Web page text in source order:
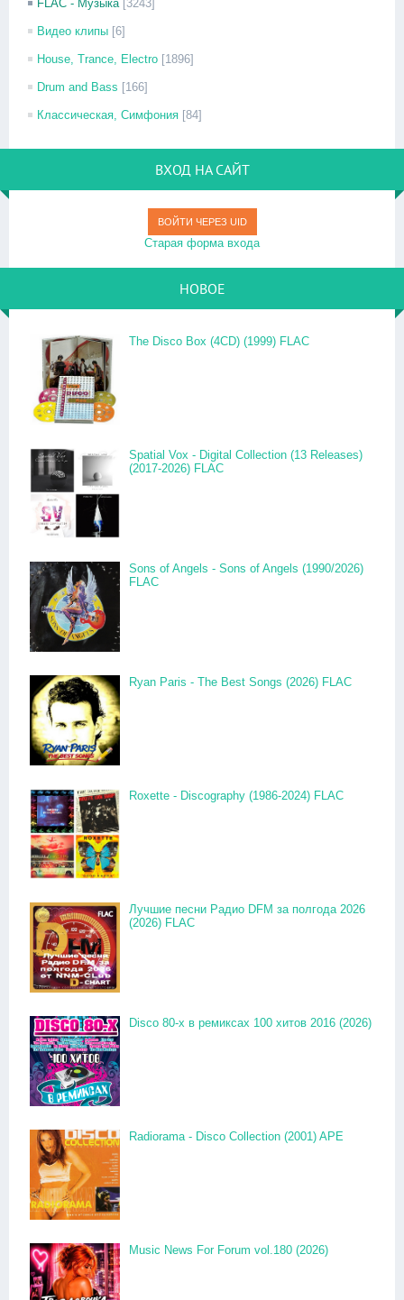
FLAC - Музыка [3243]
Видео клипы [6]
House, Trance, Electro [1896]
Drum and Bass [166]
Классическая, Симфония [84]
ВХОД НА САЙТ
ВОЙТИ ЧЕРЕЗ UID
Старая форма входа
НОВОЕ
The Disco Box (4CD) (1999) FLAC
Spatial Vox - Digital Collection (13 Releases)
(2017-2026) FLAC
Sons of Angels - Sons of Angels (1990/2026)
FLAC
Ryan Paris - The Best Songs (2026) FLAC
Roxette - Discography (1986-2024) FLAC
Лучшие песни Радио DFM за полгода 2026
(2026) FLAC
Disco 80-x в ремиксах 100 хитов 2016 (2026)
Radiorama - Disco Collection (2001) APE
Music News For Forum vol.180 (2026)